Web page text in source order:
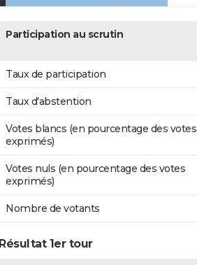
Participation au scrutin
Taux de participation
Taux d'abstention
Votes blancs (en pourcentage des votes
exprimés)
Votes nuls (en pourcentage des votes
exprimés)
Nombre de votants
Résultat 1er tour